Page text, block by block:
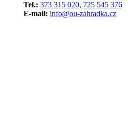
Tel.: 373 315 020, 725 545 376
E-mail: info@ou-zahradka.cz